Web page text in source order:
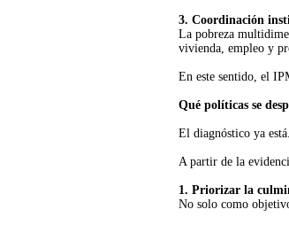
3. Coordinación
La pobreza
vivienda, empleo y
En este sentido, el
Qué políticas se
El diagnóstico ya
A partir de la
1. Priorizar la
No solo como